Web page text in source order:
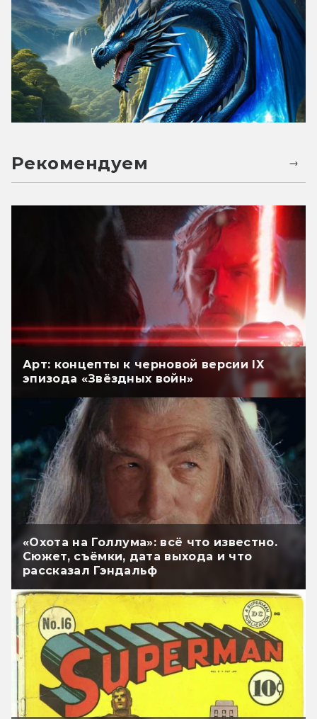
Рекомендуем
Арт: концепты к черновой версии IX
эпизода «Звёздных войн»
«Охота на Голлума»: всё что известно.
Сюжет, съёмки, дата выхода и что
рассказал Гэндальф